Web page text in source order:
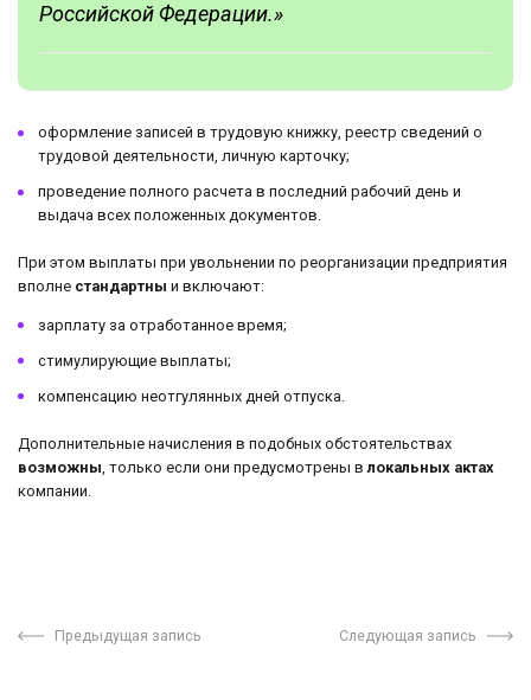
Российской Федерации.»
оформление записей в трудовую книжку, реестр сведений о
трудовой деятельности, личную карточку;
проведение полного расчета в последний рабочий день и
выдача всех положенных документов.
При этом выплаты при увольнении по реорганизации предприятия
вполне стандартны и включают:
зарплату за отработанное время;
стимулирующие выплаты;
компенсацию неотгулянных дней отпуска.
Дополнительные начисления в подобных обстоятельствах
возможны, только если они предусмотрены влокальных актах
компании.
Предыдущая запись Следующая запись